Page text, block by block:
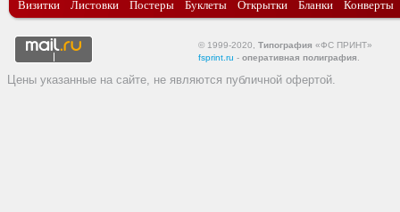
Визитки Листовки Постеры Буклеты Открытки Бланки Конверты
© 1999-2020, Типография «ФС ПРИНТ»
fsprint.ru - оперативная полиграфия
Цены указанные на сайте, не являются публичной офертой.